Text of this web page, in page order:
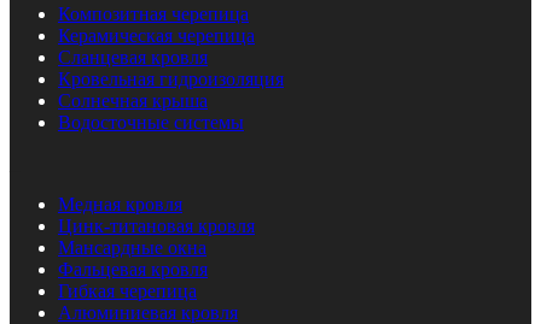
Композитная черепица
Керамическая черепица
Сланцевая кровля
Кровельная гидроизоляция
Солнечная крыша
Водосточные системы
Медная кровля
Цинк-титановая кровля
Мансардные окна
Фальцевая кровля
Гибкая черепица
Алюминиевая кровля